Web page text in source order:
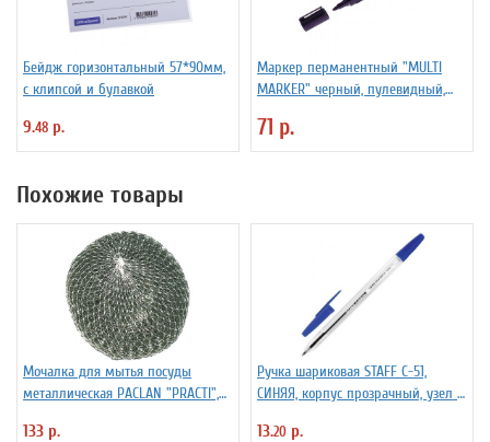
Бейдж горизонтальный 57*90мм,
с клипсой и булавкой
9.48 р.
Маркер перманентный "MULTI
MARKER" черный, пулевидный,
71 р.
Похожие товары
Мочалка для мытья посуды
металлическая PACLAN "PRACTI",
133 р.
Ручка шариковая STAFF C-51,
СИНЯЯ, корпус прозрачный, узел 1
13.20 р.